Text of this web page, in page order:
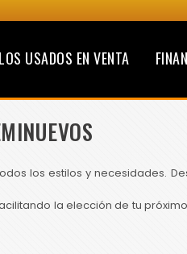
USADOS EN VENTA
los estilos y necesidades.
la elección de tu